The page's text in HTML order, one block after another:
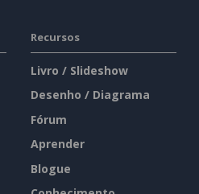
Recursos
Livro / Slideshow
Desenho / Diagrama
Fórum
Aprender
Blogue